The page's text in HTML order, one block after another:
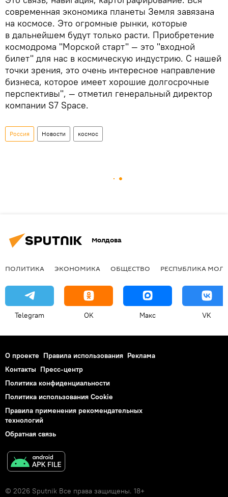
современная экономика планеты Земля завязана
на космосе. Это огромные рынки, которые
в дальнейшем будут только расти. Приобретение
космодрома "Морской старт" — это "входной
билет" для нас в космическую индустрию. С нашей
точки зрения, это очень интересное направление
бизнеса, которое имеет хорошие долгосрочные
перспективы", — отметил генеральный директор
компании S7 Space.
Россия Новости космос
Молдова
ПОЛИТИКА ЭКОНОМИКА ОБЩЕСТВО РЕСПУБЛИКА
Telegram OK Макс VK
О проекте Правила использования Реклама
Контакты Пресс-центр
Политика конфиденциальности
Политика использования Cookie
Правила применения рекомендательных
технологий
Обратная связь
© 2026 Sputnik Все права защищены. 18+